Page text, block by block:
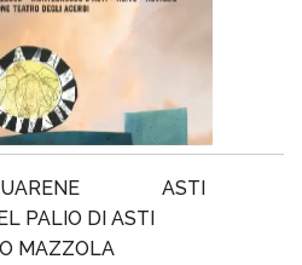
ASTI
PALIO DI ASTI
MAZZOLA